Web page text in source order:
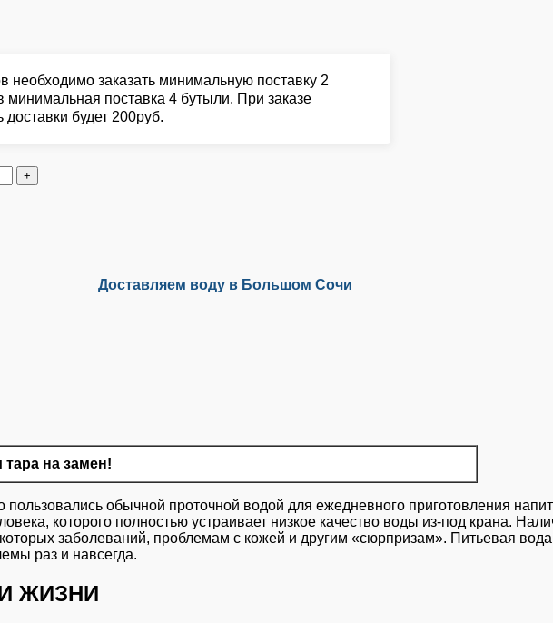
необходимо заказать минимальную поставку 2
поставка 4 бутыли. При заказе
будет 200руб.
Доставляем воду в Большом Сочи
тара на замен!
обычной проточной водой для ежедневного приготовления
которого полностью устраивает низкое качество воды из-под крана.
заболеваний, проблемам с кожей и другим «сюрпризам». Питьевая
раз и навсегда.
ЖИЗНИ